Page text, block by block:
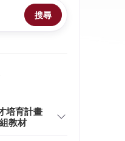
搜尋
培育計畫
教材